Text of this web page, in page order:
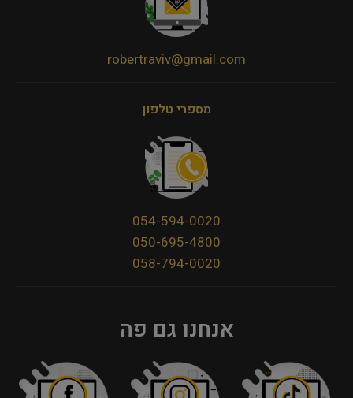
robertraviv@gmail.com
מספרי טלפון
054-594-0020
050-695-4800
058-794-0020
אנחנו גם פה